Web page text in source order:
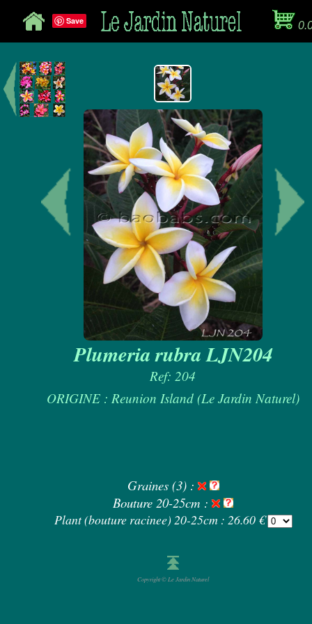
Save
Plumeria rubra LJN204
Ref: 204
ORIGINE : Reunion Island (Le Jardin Naturel)
Graines (3) :
Bouture 20-25cm :
Plant (bouture racinee) 20-25cm : 26.60 €
Copyright © Le Jardin Naturel